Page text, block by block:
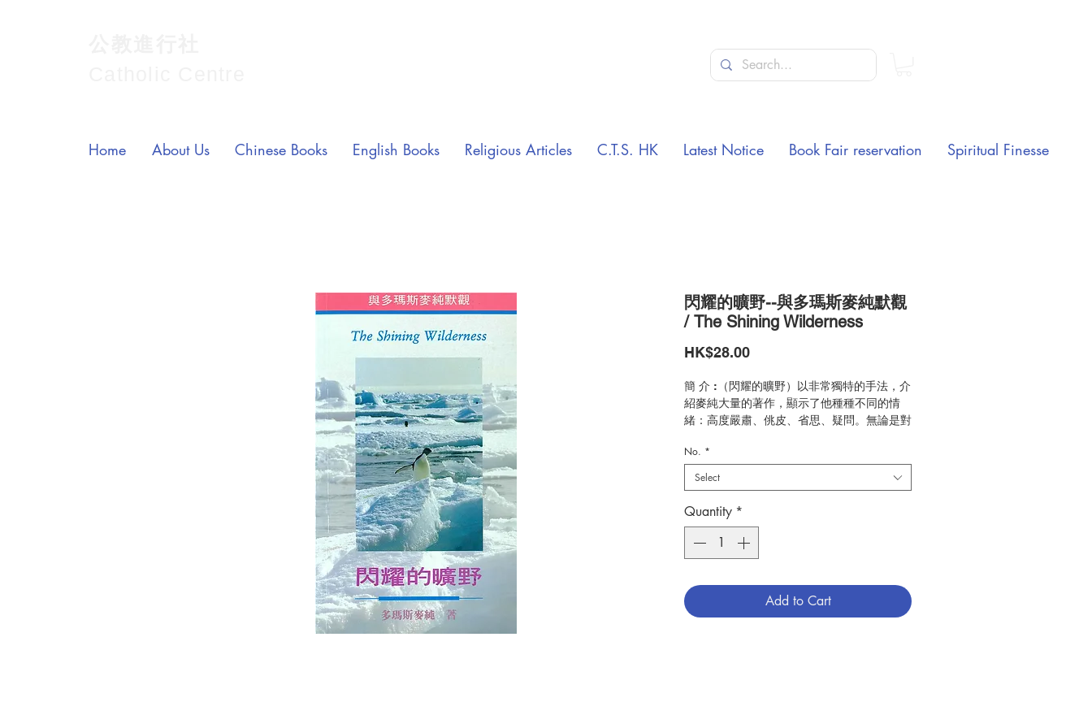
閃耀的曠野--與多瑪斯麥純默觀
/ The Shining Wilderness
HK$28.00Price
簡 介 :（閃耀的曠野）以非常獨特的手法，介
紹麥純大量的著作，顯示了他種種不同的情
緒：高度嚴肅、佻皮、省思、疑問。無論是對
這是很理想的選集。
作 者 :多瑪斯‧麥純 (Thomas Merton)
頁 數 :84
ISBN:9789627958109
No. 3106009164
No. *
Select
Quantity *
Add to Cart
Home About Us Chinese Books English Books Religious Articles C.T.S. HK Latest Notice Book Fair reservation Spiritual Finesse